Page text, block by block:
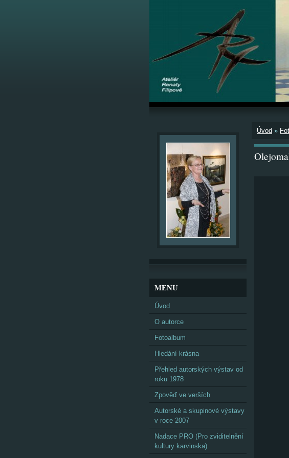
Úvod »
MENU
Úvod
O autorce
Fotoalbum
Hledání krásna
Přehled autorských výstav od
roku 1978
Zpověď ve verších
Autorské a skupinové výstavy
v roce 2007
Nadace PRO (Pro zviditelnění
kultury karvinska)